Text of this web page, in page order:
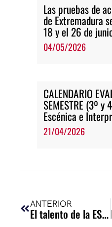
Las pruebas de
de Extremadura
18 y el 26 de
04/05/2026
CALENDARIO
SEMESTRE (3º y
Escénica e
21/04/2026
ANTERIOR
El talento de la ESAD de Extremadura luce en el ESADFEST Bilbao